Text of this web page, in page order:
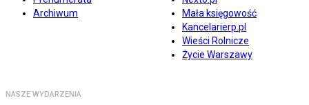
Archiwum
Mała księgowość
Kancelarierp.pl
Wieści Rolnicze
Życie Warszawy
NASZE WYDARZENIA